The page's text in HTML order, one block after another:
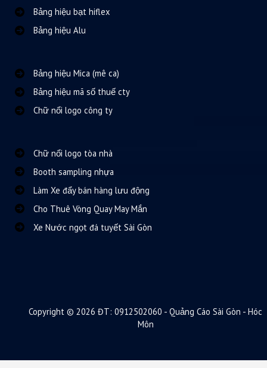
Bảng hiệu bạt hiflex
Bảng hiệu Alu
Bảng hiệu Mica (mê ca)
Bảng hiệu mã số thuế cty
Chữ nổi logo công ty
Chữ nổi logo tòa nhà
Booth sampling nhựa
Làm Xe đẩy bán hàng lưu động
Cho Thuê Vòng Quay May Mắn
Xe Nước ngọt đá tuyết Sài Gòn
Copyright © 2026 ĐT: 0912502060 - Quảng Cáo Sài Gòn - Hóc
Môn